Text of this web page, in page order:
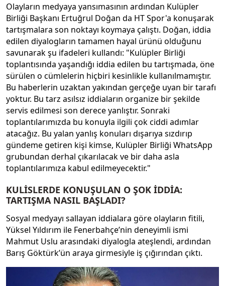
Olayların medyaya yansımasının ardından Kulüpler
Birliği Başkanı Ertuğrul Doğan da HT Spor'a konuşarak
tartışmalara son noktayı koymaya çalıştı. Doğan, iddia
edilen diyalogların tamamen hayal ürünü olduğunu
savunarak şu ifadeleri kullandı: "Kulüpler Birliği
toplantısında yaşandığı iddia edilen bu tartışmada, öne
sürülen o cümlelerin hiçbiri kesinlikle kullanılmamıştır.
Bu haberlerin uzaktan yakından gerçeğe uyan bir tarafı
yoktur. Bu tarz asılsız iddiaların organize bir şekilde
servis edilmesi son derece yanlıştır. Sonraki
toplantılarımızda bu konuyla ilgili çok ciddi adımlar
atacağız. Bu yalan yanlış konuları dışarıya sızdırıp
gündeme getiren kişi kimse, Kulüpler Birliği WhatsApp
grubundan derhal çıkarılacak ve bir daha asla
toplantılarımıza kabul edilmeyecektir."
KULİSLERDE KONUŞULAN O ŞOK İDDİA:
TARTIŞMA NASIL BAŞLADI?
Sosyal medyayı sallayan iddialara göre olayların fitili,
Yüksel Yıldırım ile Fenerbahçe’nin deneyimli ismi
Mahmut Uslu arasındaki diyalogla ateşlendi, ardından
Barış Göktürk’ün araya girmesiyle iş çığırından çıktı.